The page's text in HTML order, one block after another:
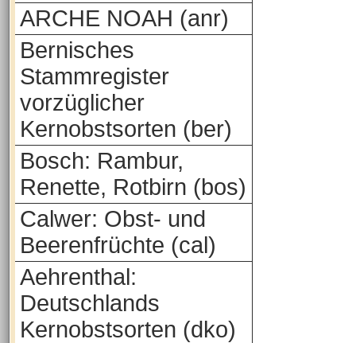
ARCHE NOAH (anr)
Bernisches
Stammregister
vorzüglicher
Kernobstsorten (ber)
Bosch: Rambur,
Renette, Rotbirn (bos)
Calwer: Obst- und
Beerenfrüchte (cal)
Aehrenthal:
Deutschlands
Kernobstsorten (dko)